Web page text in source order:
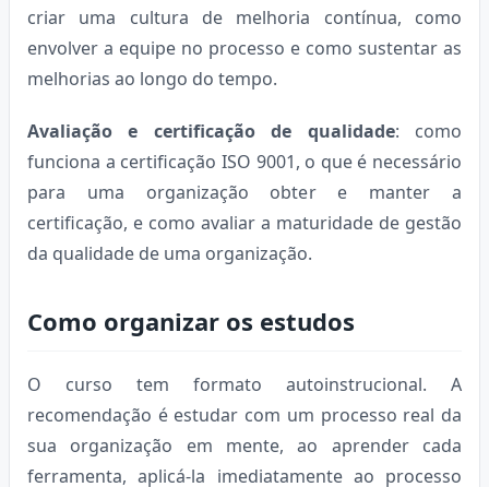
criar uma cultura de melhoria contínua, como
envolver a equipe no processo e como sustentar as
melhorias ao longo do tempo.
Avaliação e certificação de qualidade: como
funciona a certificação ISO 9001, o que é necessário
para uma organização obter e manter a
certificação, e como avaliar a maturidade de gestão
da qualidade de uma organização.
Como organizar os estudos
O curso tem formato autoinstrucional. A
recomendação é estudar com um processo real da
sua organização em mente, ao aprender cada
ferramenta, aplicá-la imediatamente ao processo